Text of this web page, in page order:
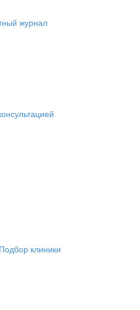
журнал
Подбор клиники